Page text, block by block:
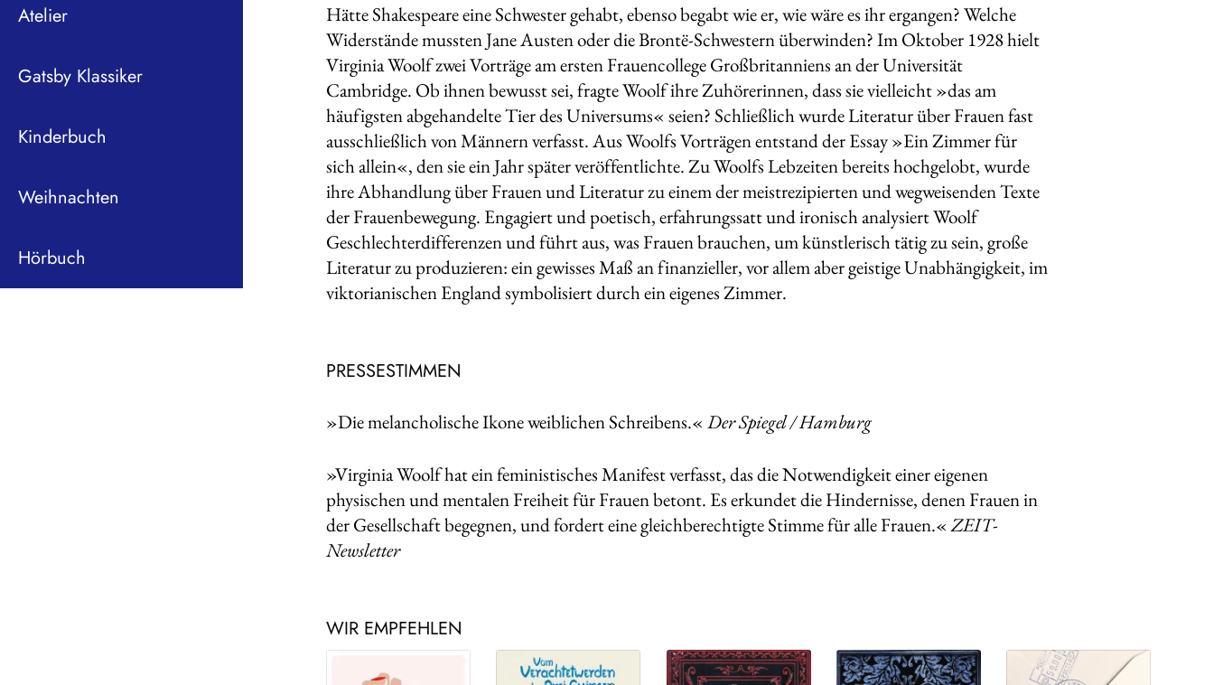
Atelier
Gatsby Klassiker
Kinderbuch
Weihnachten
Hörbuch
Hätte Shakespeare eine Schwester gehabt, ebenso begabt wie er, wie wäre es ihr ergangen? Welche
Widerstände mussten Jane Austen oder die Brontë-Schwestern überwinden? Im Oktober 1928 hielt
Virginia Woolf zwei Vorträge am ersten Frauencollege Großbritanniens an der Universität
Cambridge. Ob ihnen bewusst sei, fragte Woolf ihre Zuhörerinnen, dass sie vielleicht »das am
häufigsten abgehandelte Tier des Universums« seien? Schließlich wurde Literatur über Frauen fast
ausschließlich von Männern verfasst. Aus Woolfs Vorträgen entstand der Essay »Ein Zimmer für
sich allein«, den sie ein Jahr später veröffentlichte. Zu Woolfs Lebzeiten bereits hochgelobt, wurde
ihre Abhandlung über Frauen und Literatur zu einem der meistrezipierten und wegweisenden Texte
der Frauenbewegung. Engagiert und poetisch, erfahrungssatt und ironisch analysiert Woolf
Geschlechterdifferenzen und führt aus, was Frauen brauchen, um künstlerisch tätig zu sein, große
Literatur zu produzieren: ein gewisses Maß an finanzieller, vor allem aber geistige Unabhängigkeit, im
viktorianischen England symbolisiert durch ein eigenes Zimmer.
PRESSESTIMMEN
»Die melancholische Ikone weiblichen Schreibens.«Der Spiegel / Hamburg
»Virginia Woolf hat ein feministisches Manifest verfasst, das die Notwendigkeit einer eigenen
physischen und mentalen Freiheit für Frauen betont. Es erkundet die Hindernisse, denen Frauen in
der Gesellschaft begegnen, und fordert eine gleichberechtigte Stimme für alle Frauen.«ZEIT-
Newsletter
WIR EMPFEHLEN